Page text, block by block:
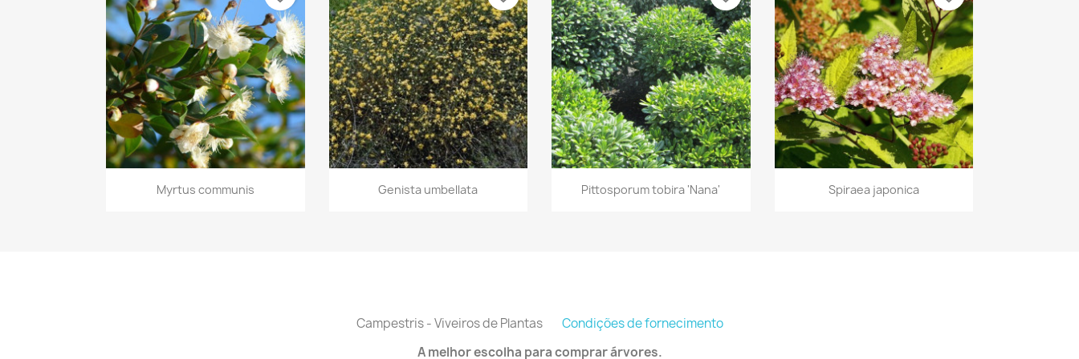
Vista rápida
Myrtus communis Vista rápida
Genista umbellata Vista rápida
Pittosporum tobira 'Nana' Vista rápida
Spiraea japonica
Campestris - Viveiros de Plantas Condições de fornecimento
A melhor escolha para comprar árvores.